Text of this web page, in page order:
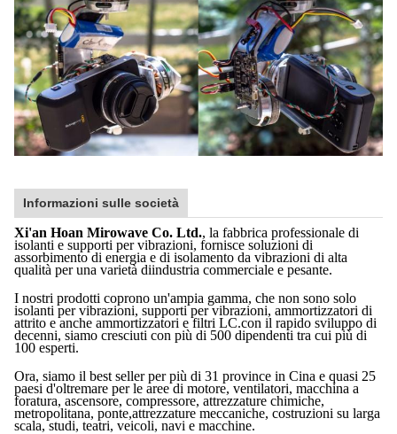
Informazioni sulle società
Xi'an Hoan Mirowave Co. Ltd., la fabbrica professionale di
isolanti e supporti per vibrazioni, fornisce soluzioni di
assorbimento di energia e di isolamento da vibrazioni di alta
qualità per una varietà diindustria commerciale e pesante.
I nostri prodotti coprono un'ampia gamma, che non sono solo
isolanti per vibrazioni, supporti per vibrazioni, ammortizzatori di
attrito e anche ammortizzatori e filtri LC.con il rapido sviluppo di
decenni, siamo cresciuti con più di 500 dipendenti tra cui più di
100 esperti.
Ora, siamo il best seller per più di 31 province in Cina e quasi 25
paesi d'oltremare per le aree di motore, ventilatori, macchina a
foratura, ascensore, compressore, attrezzature chimiche,
metropolitana, ponte,attrezzature meccaniche, costruzioni su larga
scala, studi, teatri, veicoli, navi e macchine.